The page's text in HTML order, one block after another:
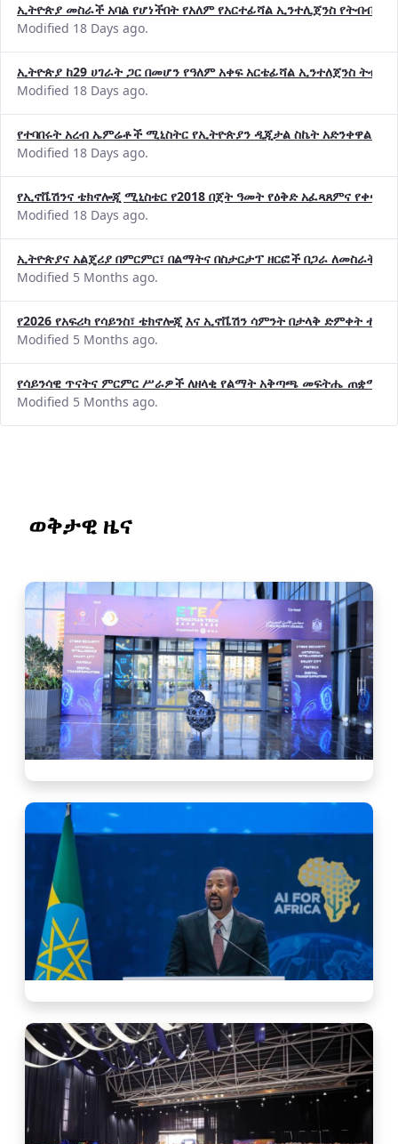
ኢትዮጵያ መስራች አባል የሆነችበት የአለም የአርተፊሻል ኢንተሊጀንስ የትብብር
Modified 18 Days ago.
ኢትዮጵያ ከ29 ሀገራት ጋር በመሆን የዓለም አቀፍ አርቴፊሻል ኢንተለጀንስ
Modified 18 Days ago.
የተባበሩት አረብ ኤምሬቶች ሚኒስትር የኢትዮጵያን ዲጂታል ስኬት አድንቀዋል
Modified 18 Days ago.
የኢኖቬሽንና ቴክኖሎጂ ሚኒስቴር የ2018 በጀት ዓመት የዕቅድ አፈጻጸምና
Modified 18 Days ago.
ኢትዮጵያና አልጄሪያ በምርምር፣ በልማትና በስታርታፕ ዘርፎች በጋራ ለመስራት
Modified 5 Months ago.
የ2026 የአፍሪካ የሳይንስ፣ ቴክኖሎጂ እና ኢኖቬሽን ሳምንት በታላቅ ድምቀት
Modified 5 Months ago.
የሳይንሳዊ ጥናትና ምርምር ሥራዎች ለዘላቂ የልማት አቅጣጫ መፍትሔ ጠቋሚ
Modified 5 Months ago.
ወቅታዊ ዜና